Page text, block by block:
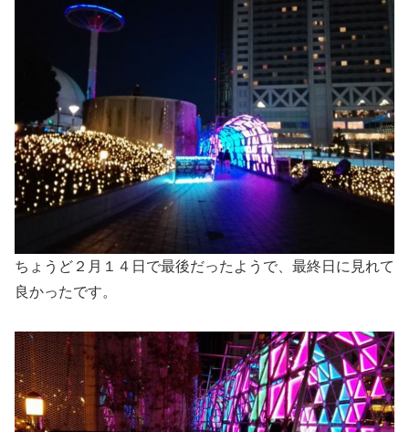
ちょうど２月１４日で最後だったようで、最終日に見れて
良かったです。